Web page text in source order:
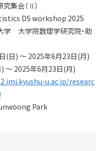
アクセス・お問合せ
究集会（Ⅱ）
DS workshop 2025
学 大学院数理学研究院・助
(日) ～ 2025年6月23日(月)
) ～ 2025年6月23日(月)
u.ac.jp/researc
Park